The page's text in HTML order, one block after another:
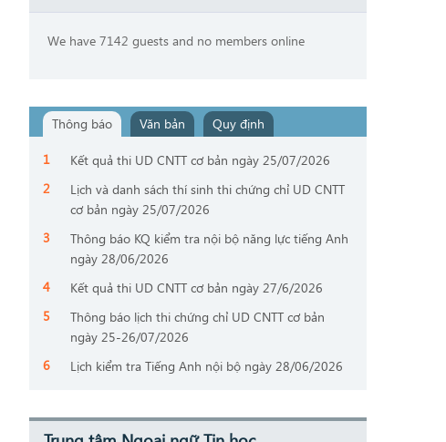
We have 7142 guests and no members online
Thông báo Văn bản Quy định
Kết quả thi UD CNTT cơ bản ngày 25/07/2026
Lịch và danh sách thí sinh thi chứng chỉ UD CNTT
cơ bản ngày 25/07/2026
Thông báo KQ kiểm tra nội bộ năng lực tiếng Anh
ngày 28/06/2026
Kết quả thi UD CNTT cơ bản ngày 27/6/2026
Thông báo lịch thi chứng chỉ UD CNTT cơ bản
ngày 25-26/07/2026
Lịch kiểm tra Tiếng Anh nội bộ ngày 28/06/2026